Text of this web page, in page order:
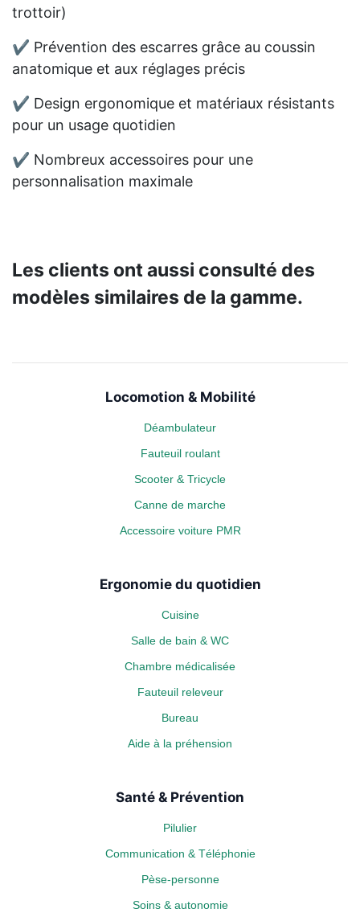
trottoir)
✔ Prévention des escarres grâce au coussin
anatomique et aux réglages précis
✔ Design ergonomique et matériaux résistants
pour un usage quotidien
✔ Nombreux accessoires pour une
personnalisation maximale
Les clients ont aussi consulté des
modèles similaires de la gamme.
Locomotion & Mobilité
Déambulateur
Fauteuil roulant
Scooter & Tricycle
Canne de marche
Accessoire voiture PMR
Ergonomie du quotidien
Cuisine
Salle de bain & WC
Chambre médicalisée
Fauteuil releveur
Bureau
Aide à la préhension
Santé & Prévention
Pilulier
Communication & Téléphonie
Pèse-personne
Soins & autonomie